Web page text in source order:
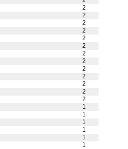
2
2
2
2
2
2
2
2
2
2
2
2
2
1
1
1
1
1
1